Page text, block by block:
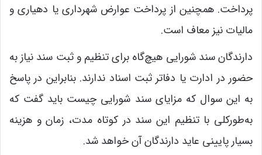
پرداخت. همچنین از پرداخت عوارض شهرداری یا دهیاری و
مالیات نیز معاف است.
دارندگان سند شورایی هیچ‌گاه برای تنظیم و ثبت سند نیاز به
حضور در ادارت یا دفاتر ثبت اسناد ندارند. بنابراین در پاسخ
به این سوال که مزایای سند شورایی چیست باید گفت که
به‌طورکلی با تنظیم این سند در کوتاه مدت، زمان و هزینه
بسیار پایینی عاید دارندگان آن خواهد شد.